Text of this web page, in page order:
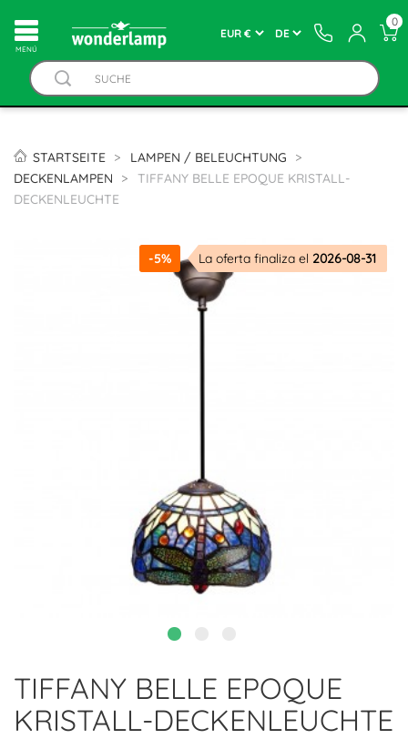
MENÚ
0
STARTSEITE
LAMPEN / BELEUCHTUNG
DECKENLAMPEN
TIFFANY BELLE EPOQUE KRISTALL-
DECKENLEUCHTE
-5% La oferta finaliza el 2026-08-31
TIFFANY BELLE EPOQUE
KRISTALL-DECKENLEUCHTE